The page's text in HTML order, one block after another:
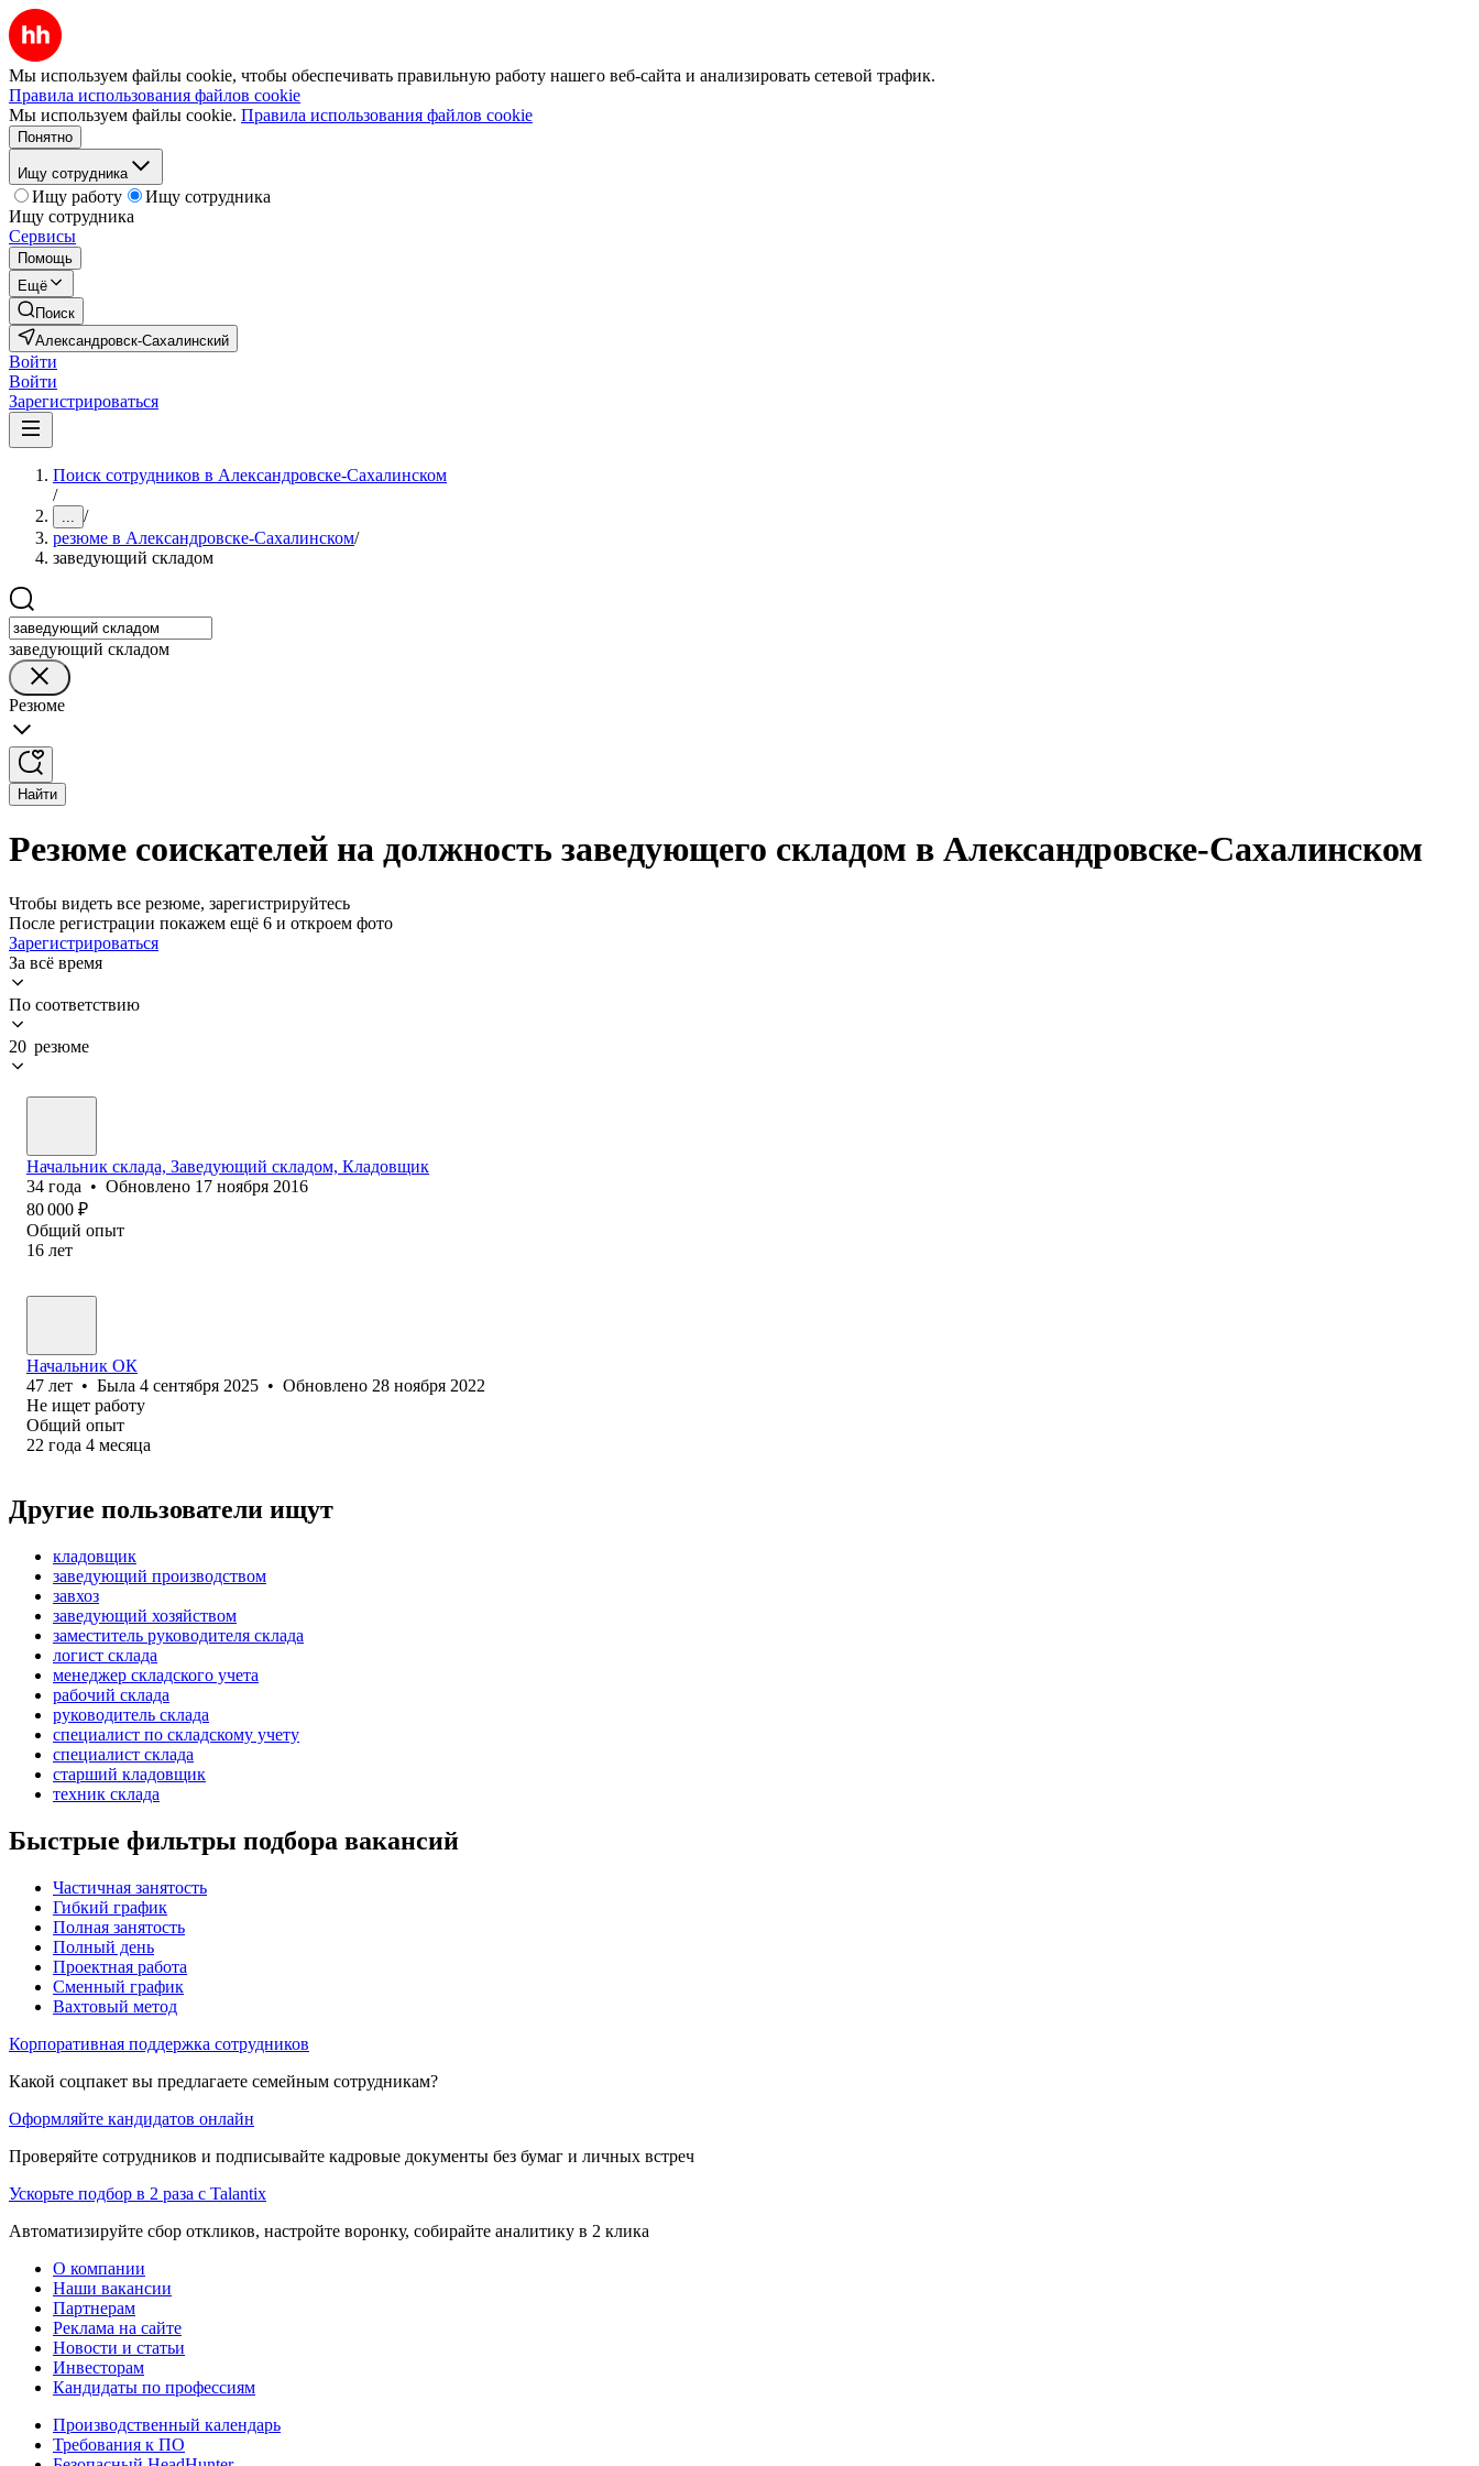
Мы используем файлы cookie, чтобы обеспечивать правильную работу нашего веб-сайта и анализировать сетевой трафик.
Правила использования файлов cookie
Мы используем файлы cookie. Правила использования файлов cookie
Понятно
Ищу сотрудника
Ищу работу
Ищу сотрудника
Ищу сотрудника
Сервисы
Помощь
Ещё
Поиск
Александровск-Сахалинский
Войти
Войти
Зарегистрироваться
Поиск сотрудников в Александровске-Сахалинском
/
... /
резюме в Александровске-Сахалинском/
заведующий складом
заведующий складом
Резюме
Найти
Резюме соискателей на должность заведующего складом в Александровске-Сахалинском
Чтобы видеть все резюме, зарегистрируйтесь
После регистрации покажем ещё 6 и откроем фото
Зарегистрироваться
За всё время
По соответствию
20 резюме
Начальник склада, Заведующий складом, Кладовщик
34 года • Обновлено 17 ноября 2016
80 000 ₽
Общий опыт
16 лет
Начальник ОК
47 лет • Была 4 сентября 2025 • Обновлено 28 ноября 2022
Не ищет работу
Общий опыт
22 года 4 месяца
Другие пользователи ищут
кладовщик
заведующий производством
завхоз
заведующий хозяйством
заместитель руководителя склада
логист склада
менеджер складского учета
рабочий склада
руководитель склада
специалист по складскому учету
специалист склада
старший кладовщик
техник склада
Быстрые фильтры подбора вакансий
Частичная занятость
Гибкий график
Полная занятость
Полный день
Проектная работа
Сменный график
Вахтовый метод
Корпоративная поддержка сотрудников
Какой соцпакет вы предлагаете семейным сотрудникам?
Оформляйте кандидатов онлайн
Проверяйте сотрудников и подписывайте кадровые документы без бумаг и личных встреч
Ускорьте подбор в 2 раза с Talantix
Автоматизируйте сбор откликов, настройте воронку, собирайте аналитику в 2 клика
О компании
Наши вакансии
Партнерам
Реклама на сайте
Новости и статьи
Инвесторам
Кандидаты по профессиям
Производственный календарь
Требования к ПО